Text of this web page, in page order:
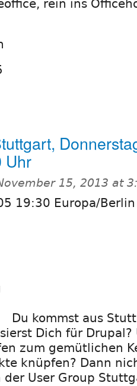
rein ins
Uhr
15, 2013 at
19:30 Europa/Berlin
Du kommst aus
Dich für
zum gemütlichen
knüpfen? Dann
der User Group